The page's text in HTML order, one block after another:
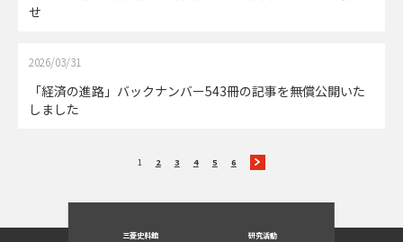
せ
2026/03/31
「経済の進路」バックナンバー543冊の記事を無償公開いた
しました
1 2 3 4 5 6
三菱史料館 研究活動